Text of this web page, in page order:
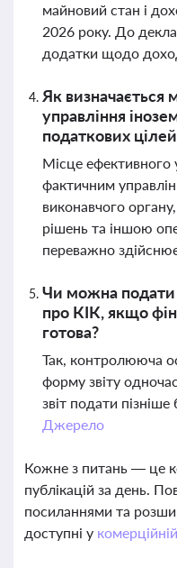
майновий стан і
2026 року. До
додатки щодо
Як визначається
управління
податкових
Місце ефективного
фактичним
виконавчого
рішень та іншою
переважно
Чи можна подати
про КІК, якщо
готова?
Так, контролююча
форму звіту
звіт подати
Джерело
Кожне з питань — це
публікацій за день.
посиланнями та
доступні у